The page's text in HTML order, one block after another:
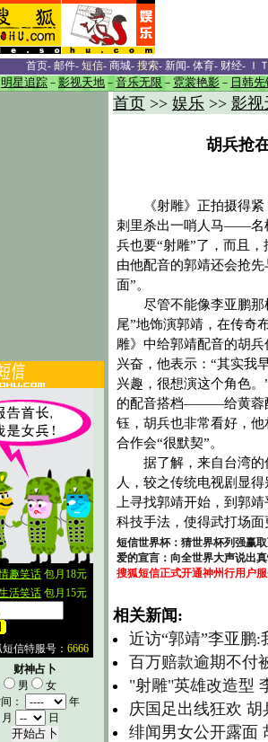
首页- 邮件- 短信- 商城- 搜索- 新闻- 体育- 财经- Ｉ
明星追踪 － 影视天地 － 音乐无限 － 霓裳艳影 － 日韩先
财神占卜
男
女
：
年
月
日
首页 >> 娱乐 >> 影视
胡兵抢
《射雕》正拍摄得紧
刺里杀出一哨人马——名
兵也要“射雕”了，而且，
由他配音的郭靖还会抢先
面”。
尽管不能像李亚鹏那
尾”地饰演郭靖，在传奇
雕》中给郭靖配音的胡
兴奋，他表示：“其实我
兴趣，很想演这个角色。
的配音搭档———给黄蓉
钰，胡兵也非常看好，
合作会“很默契”。
据了解，来自台湾的
人，较之传统电视剧显
上寻找郭靖开始，到郭
科技手法，使得武打场
短信世界杯：猜世界杯列强赢
爱的宣言：向全世界大声说出
搜狐短信正式开通神州行用户
相关新闻:
近访“郭靖”李亚鹏
百万赔款逾期不付
"射雕"英雄改造型
庆国足出线狂欢 胡
绯闻男女公开露面